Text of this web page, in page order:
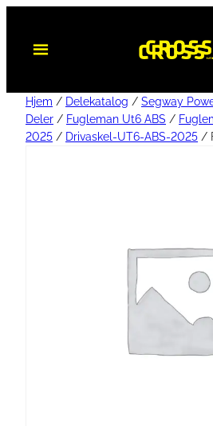
Hjem / Delekatalog / Segway
Deler / Fugleman Ut6 ABS /
2025 / Drivaskel-UT6-ABS-2025 /